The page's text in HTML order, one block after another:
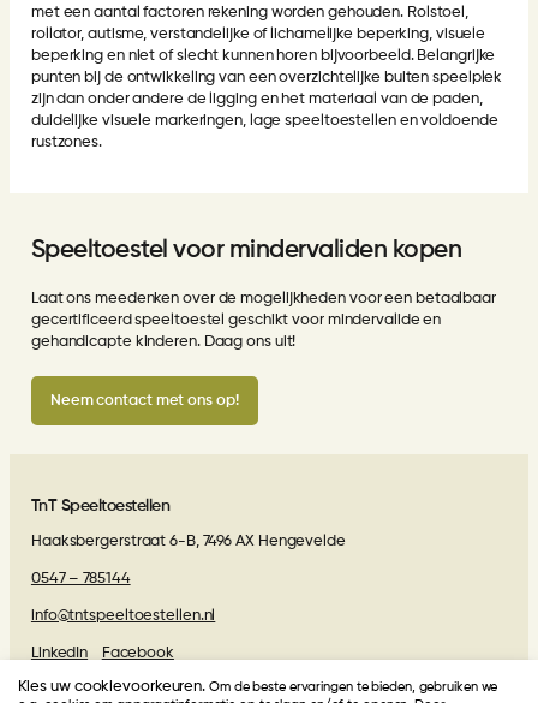
met een aantal factoren rekening worden gehouden. Rolstoel,
rollator, autisme, verstandelijke of lichamelijke beperking, visuele
beperking en niet of slecht kunnen horen bijvoorbeeld. Belangrijke
punten bij de ontwikkeling van een overzichtelijke buiten speelplek
zijn dan onder andere de ligging en het materiaal van de paden,
duidelijke visuele markeringen, lage speeltoestellen en voldoende
rustzones.
Speeltoestel voor mindervaliden kopen
Laat ons meedenken over de mogelijkheden voor een betaalbaar
gecertificeerd speeltoestel geschikt voor mindervalide en
gehandicapte kinderen. Daag ons uit!
Neem contact met ons op!
TnT Speeltoestellen
Haaksbergerstraat 6-B, 7496 AX Hengevelde
0547 – 785144
info@tntspeeltoestellen.nl
LinkedIn Facebook
Algemene voorwaarden
Kies uw cookievoorkeuren. Om de beste ervaringen te bieden, gebruiken we